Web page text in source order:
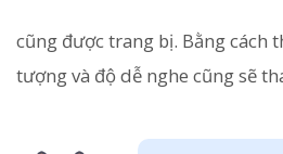
cũng được trang bị. Bằng cách
tượng và độ dễ nghe cũng sẽ